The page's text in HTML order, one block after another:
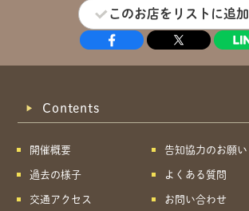
このお店をリストに追加
Contents
開催概要
過去の様子
交通アクセス
告知協力のお願い
よくある質問
お問い合わせ